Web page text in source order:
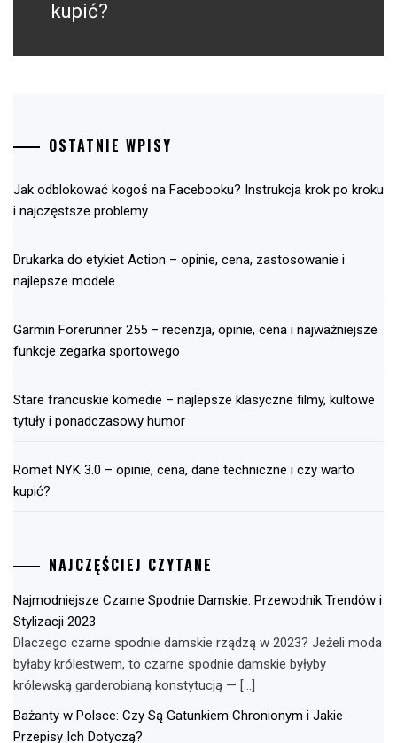
kupić?
OSTATNIE WPISY
Jak odblokować kogoś na Facebooku? Instrukcja krok po kroku
i najczęstsze problemy
Drukarka do etykiet Action – opinie, cena, zastosowanie i
najlepsze modele
Garmin Forerunner 255 – recenzja, opinie, cena i najważniejsze
funkcje zegarka sportowego
Stare francuskie komedie – najlepsze klasyczne filmy, kultowe
tytuły i ponadczasowy humor
Romet NYK 3.0 – opinie, cena, dane techniczne i czy warto
kupić?
NAJCZĘŚCIEJ CZYTANE
Najmodniejsze Czarne Spodnie Damskie: Przewodnik Trendów i
Stylizacji 2023
Dlaczego czarne spodnie damskie rządzą w 2023? Jeżeli moda
byłaby królestwem, to czarne spodnie damskie byłyby
królewską garderobianą konstytucją — […]
Bażanty w Polsce: Czy Są Gatunkiem Chronionym i Jakie
Przepisy Ich Dotyczą?